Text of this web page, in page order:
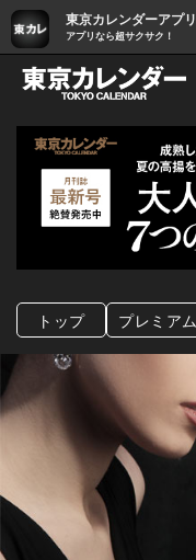
東京カレンダーアプリ
アプリなら超サクサク！
トップ プレミアム